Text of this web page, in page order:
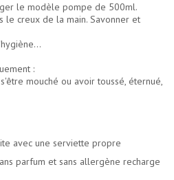
le modèle pompe de 500ml.
le creux de la main. Savonner et
:
mouché ou avoir toussé, éternué,
avec une serviette propre
parfum et sans allergène recharge